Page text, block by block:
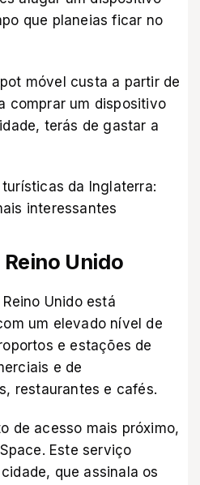
que planeias ficar no
móvel custa a partir de
comprar um dispositivo
terás de gastar a
da Inglaterra:
interessantes
Unido
Unido está
um elevado nível de
e estações de
e de
restaurantes e cafés.
de acesso mais próximo,
Este serviço
que assinala os